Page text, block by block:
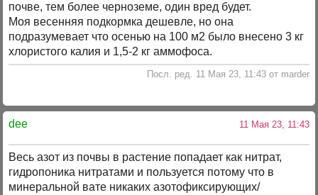
почве, тем более черноземе, один вред будет.
Моя весенняя подкормка дешевле, но она
подразумевает что осенью на 100 м2 было внесено 3 кг
хлористого калия и 1,5-2 кг аммофоса.
Посл. ред. 11 Мая 23, 11:43 от marder
dee 11 Мая 23, 11:43
Весь азот из почвы в растение попадает как нитрат,
гидропоника нитратами и пользуется потому что в
минеральной вате никаких азотофиксирующих/